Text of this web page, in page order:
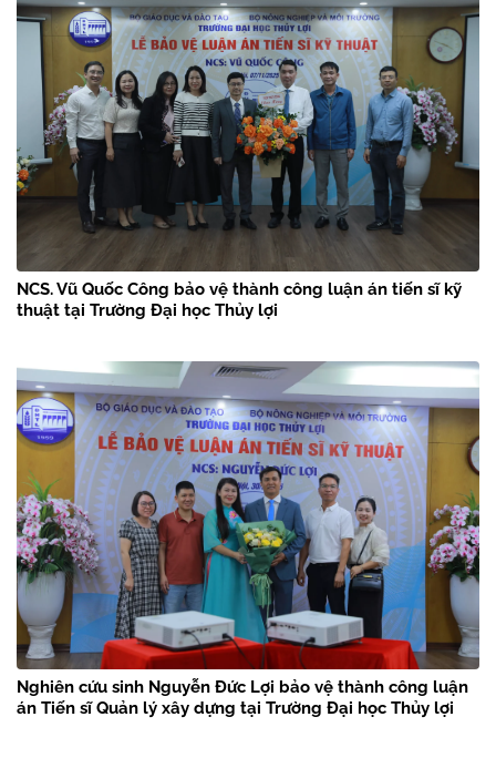
NCS. Vũ Quốc Công bảo vệ thành công luận án tiến sĩ kỹ
thuật tại Trường Đại học Thủy lợi
Nghiên cứu sinh Nguyễn Đức Lợi bảo vệ thành công luận
án Tiến sĩ Quản lý xây dựng tại Trường Đại học Thủy lợi